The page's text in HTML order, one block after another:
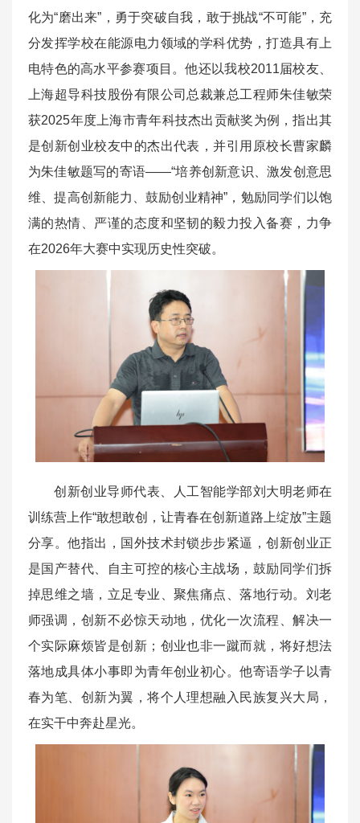
化为“磨出来”，勇于突破自我，敢于挑战“不可能”，充
分发挥学校在能源电力领域的学科优势，打造具有上
电特色的高水平参赛项目。他还以我校2011届校友、
上海超导科技股份有限公司总裁兼总工程师朱佳敏荣
获2025年度上海市青年科技杰出贡献奖为例，指出其
是创新创业校友中的杰出代表，并引用原校长曹家麟
为朱佳敏题写的寄语——“培养创新意识、激发创意思
维、提高创新能力、鼓励创业精神”，勉励同学们以饱
满的热情、严谨的态度和坚韧的毅力投入备赛，力争
在2026年大赛中实现历史性突破。
创新创业导师代表、人工智能学部刘大明老师在
训练营上作“敢想敢创，让青春在创新道路上绽放”主题
分享。他指出，国外技术封锁步步紧逼，创新创业正
是国产替代、自主可控的核心主战场，鼓励同学们拆
掉思维之墙，立足专业、聚焦痛点、落地行动。刘老
师强调，创新不必惊天动地，优化一次流程、解决一
个实际麻烦皆是创新；创业也非一蹴而就，将好想法
落地成具体小事即为青年创业初心。他寄语学子以青
春为笔、创新为翼，将个人理想融入民族复兴大局，
在实干中奔赴星光。